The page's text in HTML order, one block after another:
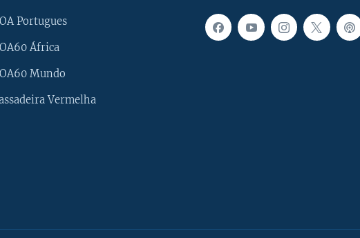
Portugues
África
Mundo
Vermelha